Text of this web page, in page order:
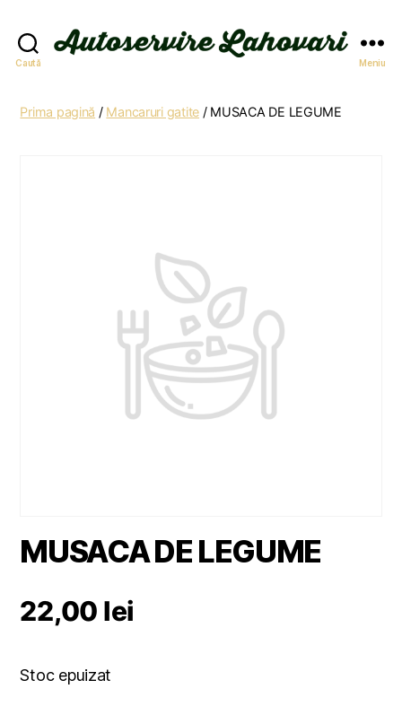
Caută Meniu
Prima pagină / Mancaruri gatite / MUSACA DE LEGUME
MUSACA DE LEGUME
22,00 lei
Stoc epuizat